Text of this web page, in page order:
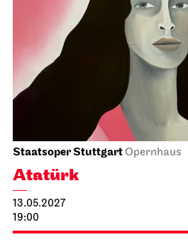
19.04.2027
Di, 20.04.2027